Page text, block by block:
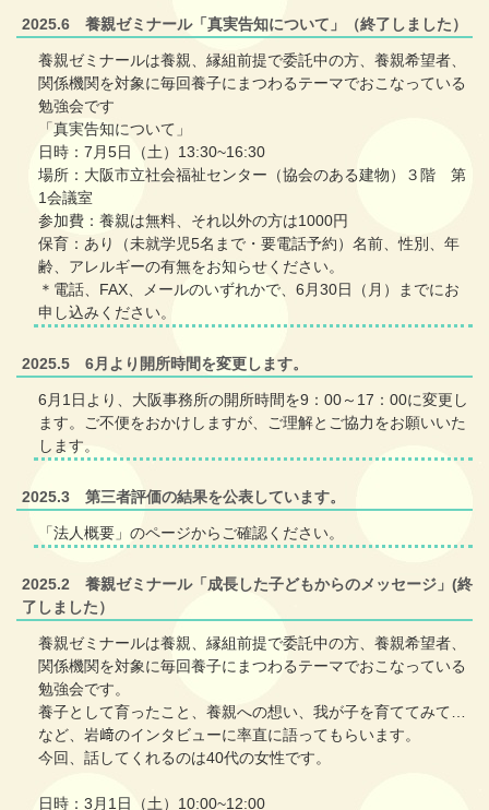
2025.6 養親ゼミナール「真実告知について」（終了しました）
養親ゼミナールは養親、縁組前提で委託中の方、養親希望者、
関係機関を対象に毎回養子にまつわるテーマでおこなっている
勉強会です
「真実告知について」
日時：7月5日（土）13:30~16:30
場所：大阪市立社会福祉センター（協会のある建物）３階 第
1会議室
参加費：養親は無料、それ以外の方は1000円
保育：あり（未就学児5名まで・要電話予約）名前、性別、年
齢、アレルギーの有無をお知らせください。
＊電話、FAX、メールのいずれかで、6月30日（月）までにお
申し込みください。
2025.5 6月より開所時間を変更します。
6月1日より、大阪事務所の開所時間を9：00～17：00に変更し
ます。ご不便をおかけしますが、ご理解とご協力をお願いいた
します。
2025.3 第三者評価の結果を公表しています。
「法人概要」のページからご確認ください。
2025.2 養親ゼミナール「成長した子どもからのメッセージ」(終
了しました）
養親ゼミナールは養親、縁組前提で委託中の方、養親希望者、
関係機関を対象に毎回養子にまつわるテーマでおこなっている
勉強会です。
養子として育ったこと、養親への想い、我が子を育ててみて…
など、岩﨑のインタビューに率直に語ってもらいます。
今回、話してくれるのは40代の女性です。
日時：3月1日（土）10:00~12:00